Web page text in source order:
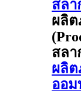
สลา
ผลิ
สลา
ผลิต
ออม